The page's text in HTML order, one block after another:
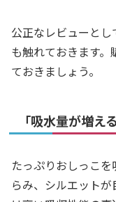
公正なレビューと
も触れておきます
ておきましょう。
「吸水量が増え
たっぷりおしっこ
らみ、シルエット